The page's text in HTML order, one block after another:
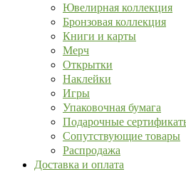
Ювелирная коллекция
Бронзовая коллекция
Книги и карты
Мерч
Открытки
Наклейки
Игры
Упаковочная бумага
Подарочные
Сопутствующие товары
Распродажа
Доставка и оплата